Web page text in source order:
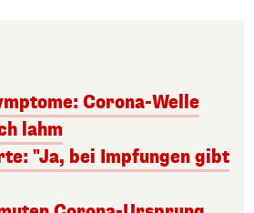
Corona-Welle
lahm
"Ja, bei Impfungen gibt